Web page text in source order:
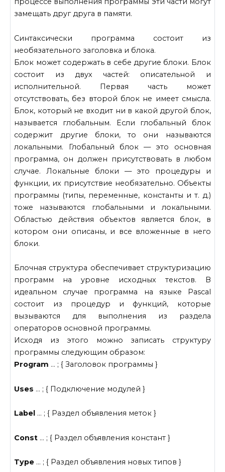
замещать друг друга в памяти.
Синтаксически программа состоит из
необязательного заголовка и блока.
Блок может содержать в себе другие блоки. Блок
состоит из двух частей: описательной и
исполнительной. Первая часть может
отсутствовать, без второй блок не имеет смысла.
Блок, который не входит ни в какой другой блок,
называется глобальным. Если глобальный блок
содержит другие блоки, то они называются
локальными. Глобальный блок — это основная
программа, он должен присутствовать в любом
случае. Локальные блоки — это процедуры и
функции, их присутствие необязательно. Объекты
программы (типы, переменные, константы и т. д.)
тоже называются глобальными и локальными.
Областью действия объектов является блок, в
котором они описаны, и все вложенные в него
блоки.
Блочная структура обеспечивает структуризацию
программ на уровне исходных текстов. В
идеальном случае программа на языке Pascal
состоит из процедур и функций, которые
вызываются для выполнения из раздела
операторов основной программы.
Исходя из этого можно записать структуру
программы следующим образом:
Program … ; { Заголовок программы }
Uses … ; { Подключение модулей }
Label … ; { Раздел объявления меток }
Const … ; { Раздел объявления констант }
Type … ; { Раздел объявления новых типов }